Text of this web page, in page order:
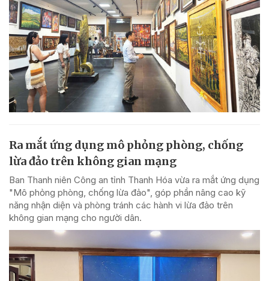
Ra mắt ứng dụng mô phỏng phòng, chống
lừa đảo trên không gian mạng
Ban Thanh niên Công an tỉnh Thanh Hóa vừa ra mắt ứng dụng
"Mô phỏng phòng, chống lừa đảo", góp phần nâng cao kỹ
năng nhận diện và phòng tránh các hành vi lừa đảo trên
không gian mạng cho người dân.